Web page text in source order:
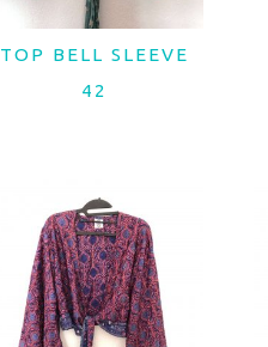
LER MAIS
TOP BELL SLEEVE
42